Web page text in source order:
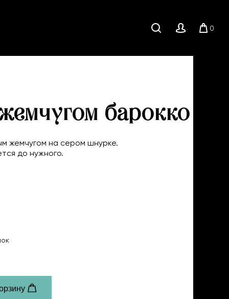
Поиск Личный 0
барокко
жемчугом на сером шнурке.
до нужного.